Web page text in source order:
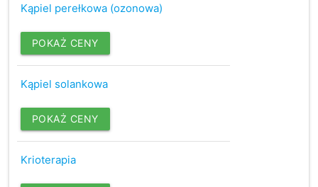
Kąpiel perełkowa (ozonowa)
POKAŻ CENY
Kąpiel solankowa
POKAŻ CENY
Krioterapia